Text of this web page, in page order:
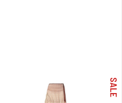
SALE